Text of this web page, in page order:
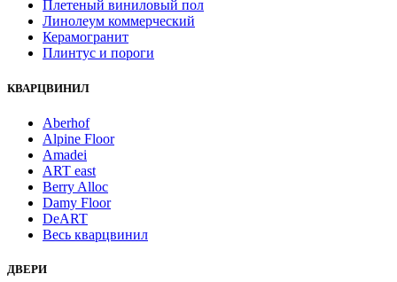
Плетеный виниловый пол
Линолеум коммерческий
Керамогранит
Плинтус и пороги
КВАРЦВИНИЛ
Aberhof
Alpine Floor
Amadei
ART east
Berry Alloc
Damy Floor
DeART
Весь кварцвинил
ДВЕРИ